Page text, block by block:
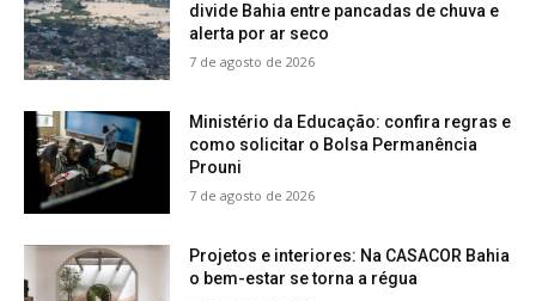
divide Bahia entre pancadas de chuva e
alerta por ar seco
7 de agosto de 2026
Ministério da Educação: confira regras e
como solicitar o Bolsa Permanência
Prouni
7 de agosto de 2026
Projetos e interiores: Na CASACOR Bahia
o bem-estar se torna a régua